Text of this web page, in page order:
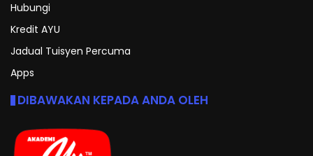
Hubungi
Kredit AYU
Jadual Tuisyen Percuma
Apps
DIBAWAKAN KEPADA ANDA OLEH